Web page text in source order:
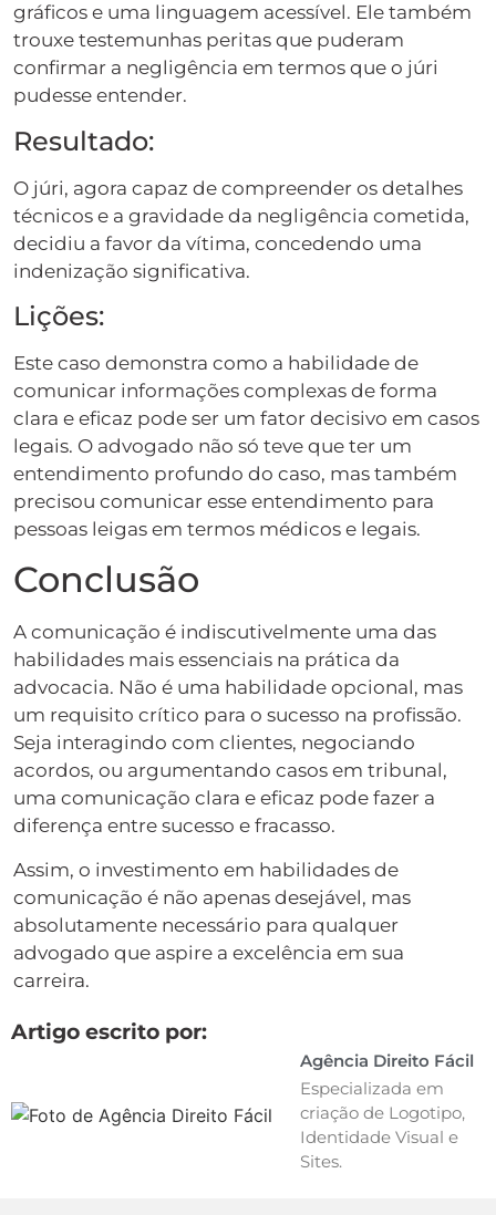
gráficos e uma linguagem acessível. Ele também
trouxe testemunhas peritas que puderam
confirmar a negligência em termos que o júri
pudesse entender.
Resultado:
O júri, agora capaz de compreender os detalhes
técnicos e a gravidade da negligência cometida,
decidiu a favor da vítima, concedendo uma
indenização significativa.
Lições:
Este caso demonstra como a habilidade de
comunicar informações complexas de forma
clara e eficaz pode ser um fator decisivo em casos
legais. O advogado não só teve que ter um
entendimento profundo do caso, mas também
precisou comunicar esse entendimento para
pessoas leigas em termos médicos e legais.
Conclusão
A comunicação é indiscutivelmente uma das
habilidades mais essenciais na prática da
advocacia. Não é uma habilidade opcional, mas
um requisito crítico para o sucesso na profissão.
Seja interagindo com clientes, negociando
acordos, ou argumentando casos em tribunal,
uma comunicação clara e eficaz pode fazer a
diferença entre sucesso e fracasso.
Assim, o investimento em habilidades de
comunicação é não apenas desejável, mas
absolutamente necessário para qualquer
advogado que aspire a excelência em sua
carreira.
Artigo escrito por:
Agência Direito Fácil
Especializada em
criação de Logotipo,
Identidade Visual e
Sites.